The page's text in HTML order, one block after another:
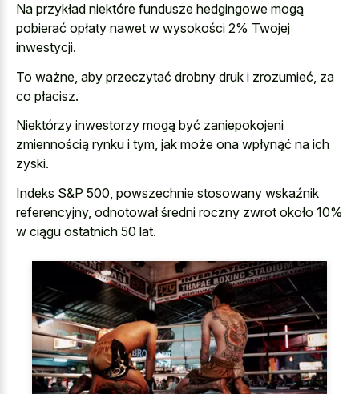
Na przykład niektóre fundusze hedgingowe mogą
pobierać opłaty nawet w wysokości 2% Twojej
inwestycji.
To ważne, aby przeczytać drobny druk i zrozumieć, za
co płacisz.
Niektórzy inwestorzy mogą być zaniepokojeni
zmiennością rynku i tym, jak może ona wpłynąć na ich
zyski.
Indeks S&P 500, powszechnie stosowany wskaźnik
referencyjny, odnotował średni roczny zwrot około 10%
w ciągu ostatnich 50 lat.